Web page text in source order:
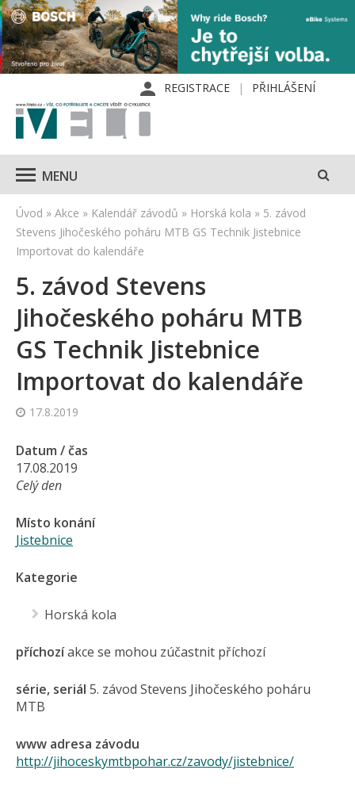
REGISTRACE PŘIHLÁŠENÍ
MENU
Úvod » Akce » Kalendář závodů » Horská kola » 5. závod
Stevens Jihočeského poháru MTB GS Technik Jistebnice
Importovat do kalendáře
5. závod Stevens
Jihočeského poháru MTB
GS Technik Jistebnice
Importovat do kalendáře
17.8.2019
Datum / čas
17.08.2019
Celý den
Místo konání
Jistebnice
Kategorie
Horská kola
příchozíakce se mohou zúčastnit příchozí
série, seriál 5. závod Stevens Jihočeského poháru
MTB
www adresa závodu
http://jihoceskymtbpohar.cz/zavody/jistebnice/